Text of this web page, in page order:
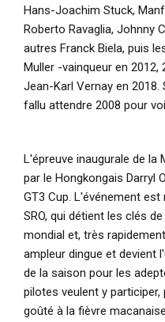
Hans-Joachim Stuck,
Roberto Ravaglia, Johnny
autres Franck Biela, puis
Muller -vainqueur en
Jean-Karl Vernay en 2018.
fallu attendre 2008 pour
L'épreuve inaugurale de la
par le Hongkongais Darryl
GT3 Cup. L'événement est
SRO, qui détient les clés
mondial et, très
ampleur dingue et devient
de la saison pour les
pilotes veulent y
goûté à la fièvre